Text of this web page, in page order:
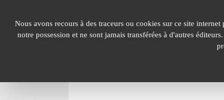
Nous avons recours à des traceurs ou cookies sur ce site
notre possession et ne sont jamais transférées à d'autres